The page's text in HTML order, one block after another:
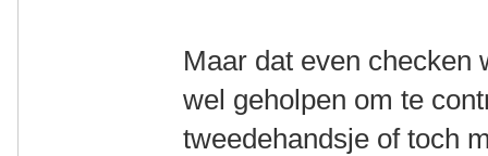
Maar dat even checken
wel geholpen om te
tweedehandsje of toch